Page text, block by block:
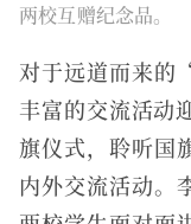
两校互赠纪念品。
对于远道而来
丰富的交流活动
旗仪式，聆听国
内外交流活动。